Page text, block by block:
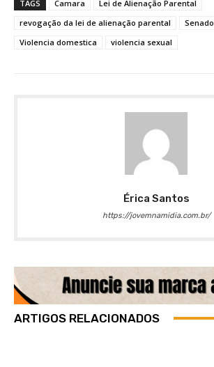
TAGS Camara
Lei de Alienação Parental
revogação da lei de alienação parental
Senado
Violencia domestica
violencia sexual
Érica Santos
https://jovemnamidia.com.br/
ARTIGOS RELACIONADOS